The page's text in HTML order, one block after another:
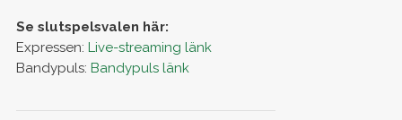
Se slutspelsvalen här:
Expressen: Live-streaming länk
Bandypuls: Bandypuls länk